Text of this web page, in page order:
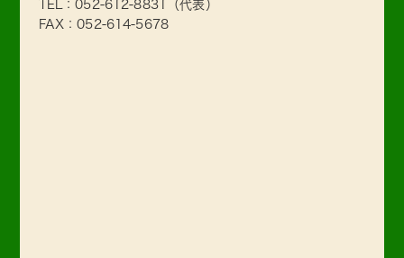
TEL：052-612-8831
（代表）
FAX：052-614-5678